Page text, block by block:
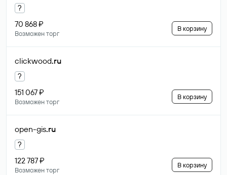
?
70 868 ₽
Возможен торг
В корзину
clickwood.ru
?
151 067 ₽
Возможен торг
В корзину
open-gis.ru
?
122 787 ₽
Возможен торг
В корзину